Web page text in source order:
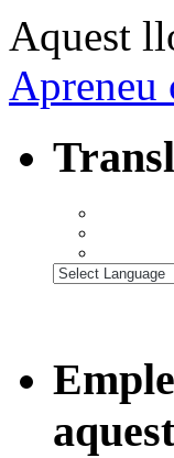
Aquest
Apreneu